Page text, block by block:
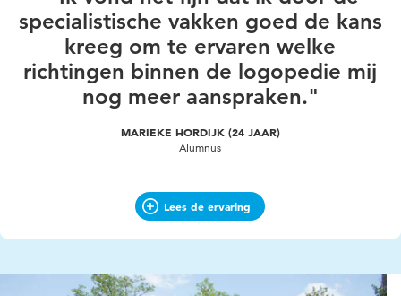
specialistische vakken goed de kans
kreeg om te ervaren welke
richtingen binnen de logopedie mij
nog meer aanspraken."
MARIEKE HORDIJK (24 JAAR)
Alumnus
Lees de ervaring